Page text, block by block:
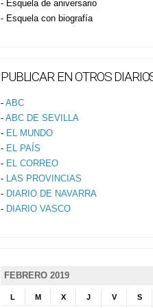
- Esquela de aniversario
- Esquela con biografía
PUBLICAR EN OTROS
- ABC
- ABC DE SEVILLA
- EL MUNDO
- EL PAÍS
- EL CORREO
- LAS PROVINCIAS
- DIARIO DE NAVARRA
- DIARIO VASCO
FEBRERO 2019
L M X J V S